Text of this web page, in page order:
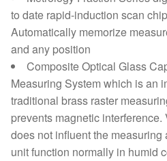
to date rapid-induction scan
Automatically memorize
and any position
Composite Optical Glass
Measuring System which is an
traditional brass raster
prevents magnetic
does not influent the
unit function normally in humid